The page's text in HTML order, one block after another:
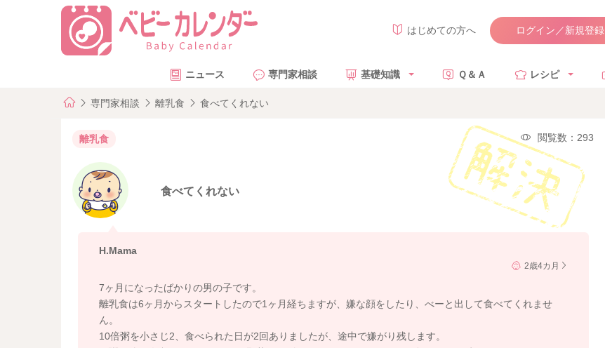
はじめての方へ ログイン／新規登録
ニュース 専門家相談 基礎知識 Ｑ＆Ａ レシピ
専門家相談 離乳食 食べてくれない
離乳食 閲覧数：293
食べてくれない
H.Mama
2歳4カ月
7ヶ月になったばかりの男の子です。
離乳食は6ヶ月からスタートしたので1ヶ月経ちますが、嫌な顔をしたり、べーと出して食べてくれませ
ん。
10倍粥を小さじ2、食べられた日が2回ありましたが、途中で嫌がり残します。